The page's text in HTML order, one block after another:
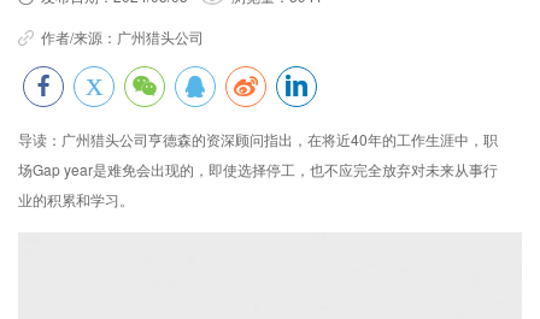
作者/来源： 广州猎头公司
导读： 广州猎头公司亨德森的资深顾问指出，在将近40年的工作生涯中，职
场Gap year是难免会出现的，即使选择停工，也不应完全放弃对未来从事行
业的积累和学习。